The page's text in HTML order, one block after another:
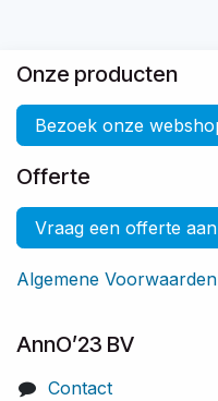
Onze producten
Bezoek onze
Offerte
Vraag een offerte aan
Algemene Voorwaarden
AnnO’23 BV
Contact